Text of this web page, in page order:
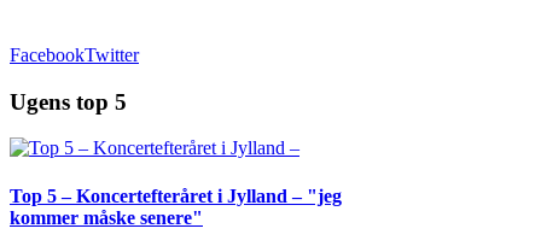
FacebookTwitter
Ugens top 5
Top 5 – Koncertefteråret i Jylland – "jeg
kommer måske senere"